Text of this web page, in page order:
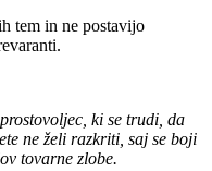
tem in ne postavijo
ki se trudi, da
ne želi razkriti, saj se boji
tovarne zlobe.